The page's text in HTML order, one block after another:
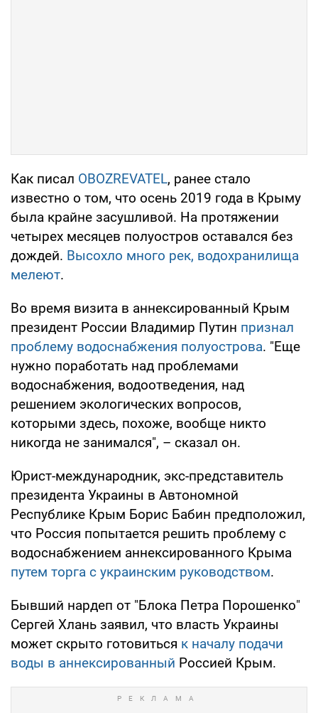
Как писал OBOZREVATEL, ранее стало
известно о том, что осень 2019 года в Крыму
была крайне засушливой. На протяжении
четырех месяцев полуостров оставался без
дождей. Высохло много рек, водохранилища
мелеют.
Во время визита в аннексированный Крым
президент России Владимир Путин признал
проблему водоснабжения полуострова. "Еще
нужно поработать над проблемами
водоснабжения, водоотведения, над
решением экологических вопросов,
которыми здесь, похоже, вообще никто
никогда не занимался", – сказал он.
Юрист-международник, экс-представитель
президента Украины в Автономной
Республике Крым Борис Бабин предположил,
что Россия попытается решить проблему с
водоснабжением аннексированного Крыма
путем торга с украинским руководством.
Бывший нардеп от "Блока Петра Порошенко"
Сергей Хлань заявил, что власть Украины
может скрыто готовиться к началу подачи
воды в аннексированный Россией Крым.